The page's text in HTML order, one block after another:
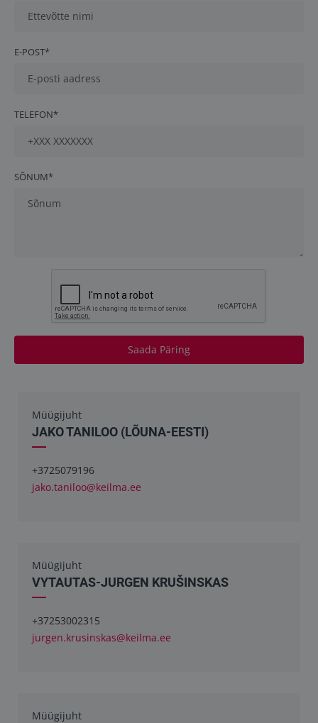
E-POST*
TELEFON*
SÕNUM*
Saada Päring
Müügijuht
JAKO TANILOO (LÕUNA-EESTI)
+3725079196
jako.taniloo@keilma.ee
Müügijuht
VYTAUTAS-JURGEN KRUŠINSKAS
+37253002315
jurgen.krusinskas@keilma.ee
Müügijuht